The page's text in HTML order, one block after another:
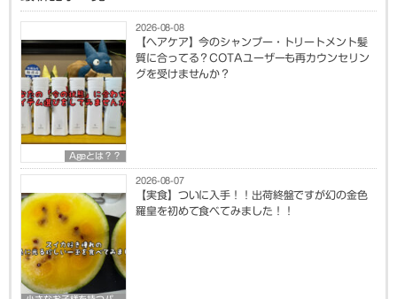
Ageとは？？
2026-08-08
【ヘアケア】今のシャンプー・トリートメント髪
質に合ってる？COTAユーザーも再カウンセリン
グを受けませんか？
2026-08-07
【実食】ついに入手！！出荷終盤ですが幻の金色
羅皇を初めて食べてみました！！